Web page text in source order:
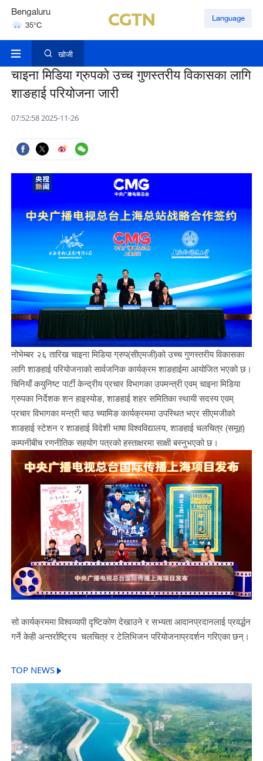
Bengaluru
35°C
Hyderabad
Language
खोजी
चाइना मिडिया ग्रुपको उच्च गुणस्तरीय विकासका लागि
शाङहाई परियोजना जारी
07:52:58 2025-11-26
नोभेम्बर २६ तारिख चाइना मिडिया ग्रुप(सीएमजी)को उच्च गुणस्तरीय विकासका
लागि शाङहाई परियोजनाको सार्वजनिक कार्यक्रम शाङहाईमा आयोजित भएको छ।
चिनियाँ कयुनिष्ट पार्टी केन्द्रीय प्रचार विभागका उपमन्त्री एवम् चाइना मिडिया
ग्रुपका निर्देशक शन हाइस्योङ, शाङहाई शहर समितिका स्थायी सदस्य एवम्
प्रचार विभागका मन्त्री चाउ च्यामिङ कार्यक्रममा उपस्थित भएर सीएमजीको
शाङहाई स्टेशन र शाङहाई विदेशी भाषा विश्वविद्यालय, शाङहाई चलचित्र (समूह)
कम्पनीबीच रणनीतिक सहयोग पत्रको हस्ताक्षरमा साक्षी बस्नुभएको छ।
सो कार्यक्रममा विश्वव्यापी दृष्टिकोण देखाउने र सभ्यता आदानप्रदानलाई प्रवर्द्धन
गर्ने केही अन्तर्राष्ट्रिय चलचित्र र टेलिभिजन परियोजनाप्रदर्शन गरिएका छन्।
TOP NEWS